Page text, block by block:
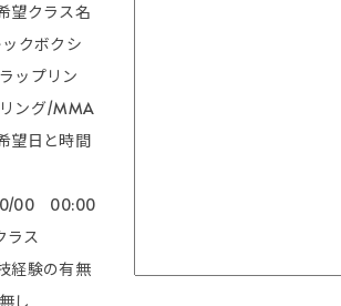
望クラス名
クボクシ
ップリン
ング/MMA
望日と時間
00 00:00
ラス
経験の有無
し